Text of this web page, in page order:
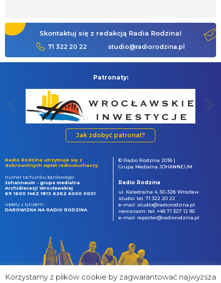
Skontaktuj się z redakcją Radia Rodzina!
71 322 20 22 studio@radiorodzina.pl
Patronaty:
Jak zdobyć patronat?
Radio Rodzina utrzymuje się z
dobrowolnych wpłat radiosłuchaczy.
numer rachunku bankowego:
Johanneum - grupa medialna
Archidiecezji Wrocławskiej
69 1600 1462 1813 6262 6000 0001
wpłaty z tytułem:
DAROWIZNA NA RADIO RODZINA
© Radio Rodzina 2018 |
Grupa Medialna JOHANNEUM
Radio Rodzina
ul. Katedralna 4, 50-328 Wrocław
studio: tel. 71 322 20 22
e-mail: studio@radiorodzina.pl
newsroom: tel. +48 71 327 12 85
e-mail: reporter@radiorodzina.pl
Korzystamy z plików cookie by zagwarantować najwyższa